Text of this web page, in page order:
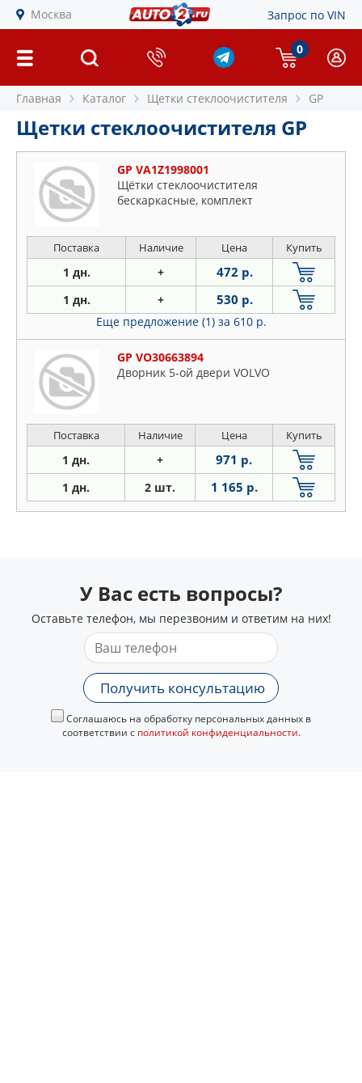
Москва Запрос по VIN
0
Главная Каталог Щетки стеклоочистителя GP
Щетки стеклоочистителя GP
GP VA1Z1998001
Щётки стеклоочистителя
бескаркасные, комплект
Поставка Наличие Цена Купить
1 дн. + 472 р.
1 дн. + 530 р.
Еще предложение (1) за 610 р.
GP VO30663894
Дворник 5-ой двери VOLVO
Поставка Наличие Цена Купить
1 дн. + 971 р.
1 дн. 2 шт. 1 165 р.
У Вас есть вопросы?
Оставьте телефон, мы перезвоним и ответим на них!
Получить консультацию
Соглашаюсь на обработку персональных данных в
соответствии с политикой конфиденциальности.